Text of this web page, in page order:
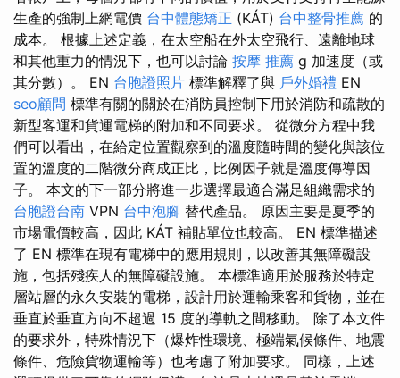
生產的強制上網電價 台中體態矯正 (KÁT) 台中整骨推薦 的
成本。 根據上述定義，在太空船在外太空飛行、遠離地球
和其他重力的情況下，也可以討論 按摩 推薦 g 加速度（或
其分數）。 EN 台胞證照片 標準解釋了與 戶外婚禮 EN
seo顧問 標準有關的關於在消防員控制下用於消防和疏散的
新型客運和貨運電梯的附加和不同要求。 從微分方程中我
們可以看出，在給定位置觀察到的溫度隨時間的變化與該位
置的溫度的二階微分商成正比，比例因子就是溫度傳導因
子。 本文的下一部分將進一步選擇最適合滿足組織需求的
台胞證台南 VPN 台中泡腳 替代產品。 原因主要是夏季的
市場電價較高，因此 KÁT 補貼單位也較高。 EN 標準描述
了 EN 標準在現有電梯中的應用規則，以改善其無障礙設
施，包括殘疾人的無障礙設施。 本標準適用於服務於特定
層站層的永久安裝的電梯，設計用於運輸乘客和貨物，並在
垂直於垂直方向不超過 15 度的導軌之間移動。 除了本文件
的要求外，特殊情況下（爆炸性環境、極端氣候條件、地震
條件、危險貨物運輸等）也考慮了附加要求。 同樣，上述